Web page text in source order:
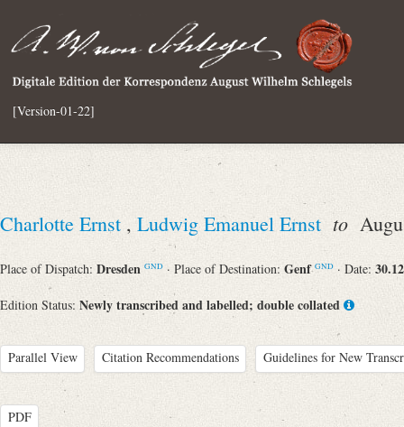
[Version-01-22]
Charlotte Ernst , Ludwig Emanuel Ernst to
Place of Dispatch: Dresden GND · Place of Destination: GenfGND · Date:
Edition Status: Newly transcribed and labelled; double collated
Parallel View Citation Recommendations Guidelines for New
PDF